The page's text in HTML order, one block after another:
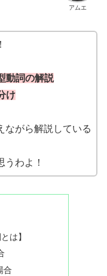
アムエ
動詞の解説
け
ながら解説している
うわよ！
は】
合